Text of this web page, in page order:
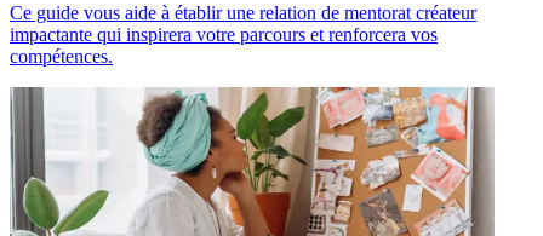
Ce guide vous aide à établir une relation de mentorat créateur
impactante qui inspirera votre parcours et renforcera vos
compétences.